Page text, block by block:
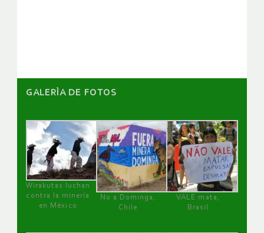
GALERÌA DE FOTOS
Wirakutas luchan
contra la minería
en México
No a Dominga,
Chile
VALE mata,
Brasil